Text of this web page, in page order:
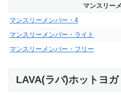
マンスリー
マンスリーメンバー・4
マンスリーメンバー・ライト
マンスリーメンバー・フリー
LAVA(ラバ)ホットヨ